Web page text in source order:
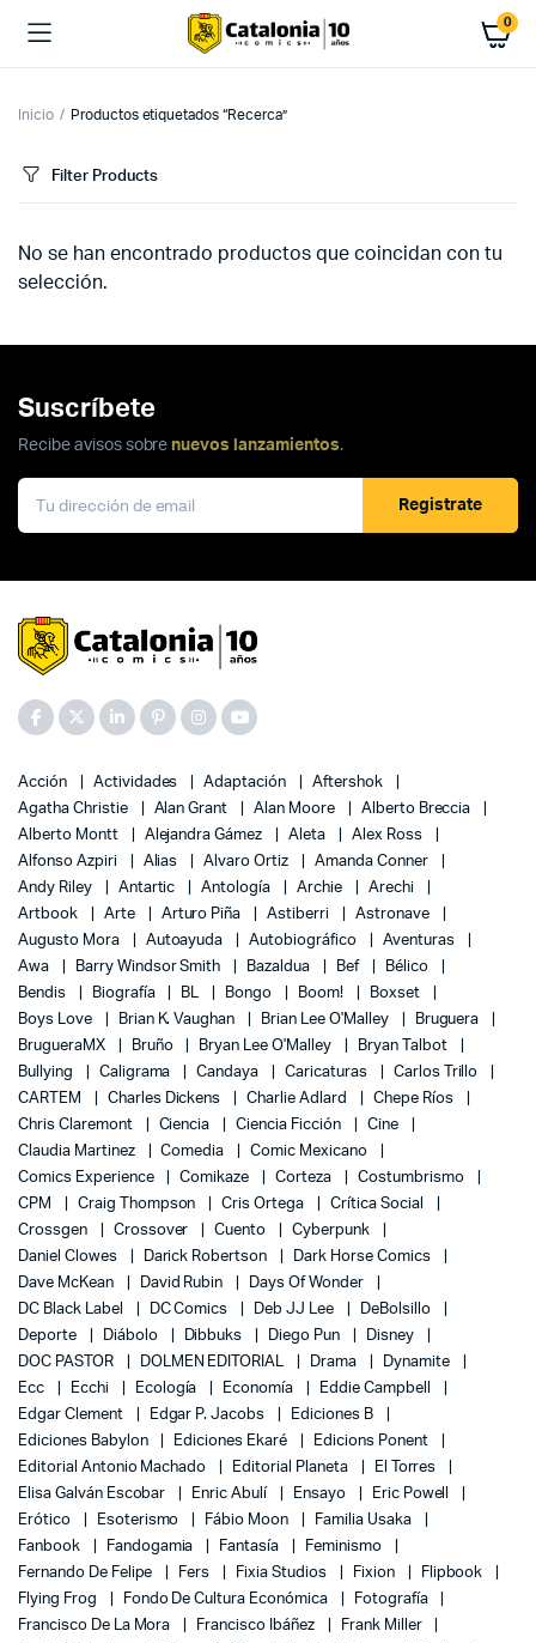
0
Inicio Productos etiquetados “Recerca”
Filter Products
No se han encontrado productos que coincidan con tu
selección.
Suscríbete
Recibe avisos sobre nuevos lanzamientos.
Registrate
Acción Actividades Adaptación
Aftershok
Agatha Christie
Alan Grant Alan Moore
Alberto Breccia
Alberto Montt
Alejandra Gámez Aleta
Alex Ross
Alfonso Azpiri
Alias Alvaro Ortiz
Amanda Conner
Andy Riley
Antartic Antología Archie
Arechi
Artbook
Arte Arturo Piña Astiberri
Astronave
Augusto Mora
Autoayuda Autobiográfico
Aventuras
Awa
Barry Windsor Smith Bazaldua Bef
Bélico
Bendis
Biografía BL Bongo Boom!
Boxset
Boys Love
Brian K. Vaughan Brian Lee O'Malley
Bruguera
BrugueraMX
Bruño Bryan Lee O'Malley
Bryan Talbot
Bullying
Caligrama Candaya Caricaturas
Carlos Trillo
CARTEM
Charles Dickens Charlie Adlard
Chepe Ríos
Chris Claremont
Ciencia Ciencia Ficción
Cine
Claudia Martinez
Comedia
Comic Mexicano
Comics Experience
Comikaze Corteza
Costumbrismo
CPM
Craig Thompson Cris Ortega
Crítica Social
Crossgen
Crossover Cuento
Cyberpunk
Daniel Clowes
Darick Robertson
Dark Horse Comics
Dave McKean
David Rubin
Days Of Wonder
DC Black Label
DC Comics Deb JJ Lee
DeBolsillo
Deporte
Diábolo Dibbuks Diego Pun
Disney
DOC PASTOR
DOLMEN EDITORIAL Drama
Dynamite
Ecc
Ecchi Ecología Economía
Eddie Campbell
Edgar Clement
Edgar P. Jacobs
Ediciones B
Ediciones Babylon
Ediciones Ekaré
Edicions Ponent
Editorial Antonio Machado
Editorial Planeta
El Torres
Elisa Galván Escobar
Enric Abulí Ensayo
Eric Powell
Erótico
Esoterismo Fábio Moon
Familia Usaka
Fanbook
Fandogamia Fantasía
Feminismo
Fernando De Felipe
Fers Fixia Studios Fixion
Flipbook
Flying Frog
Fondo De Cultura Económica
Fotografía
Francisco De La Mora
Francisco Ibáñez
Frank Miller